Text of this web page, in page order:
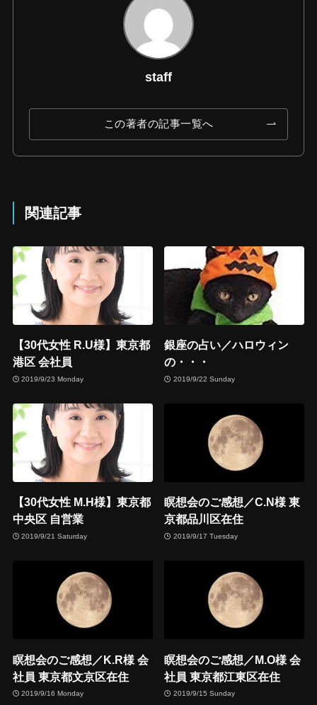
staff
この著者の記事一覧へ
関連記事
【30代女性 R.U様】東京都
港区 会社員
2019/9/23 Monday
銀座の占い／ハロウィン
の・・・
2019/9/22 Sunday
【30代女性 M.H様】東京都
中央区 自営業
2019/9/21 Saturday
瞑想会のご感想／C.N様 東
京都品川区在住
2019/9/17 Tuesday
瞑想会のご感想／K.R様 会
社員 東京都文京区在住
2019/9/16 Monday
瞑想会のご感想／M.O様 会
社員 東京都江東区在住
2019/9/15 Sunday